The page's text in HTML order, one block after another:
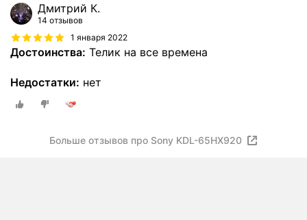
Дмитрий К.
14 отзывов
1 января 2022
Достоинства: Телик на все времена
Недостатки: нет
Больше отзывов про Sony KDL-65HX920